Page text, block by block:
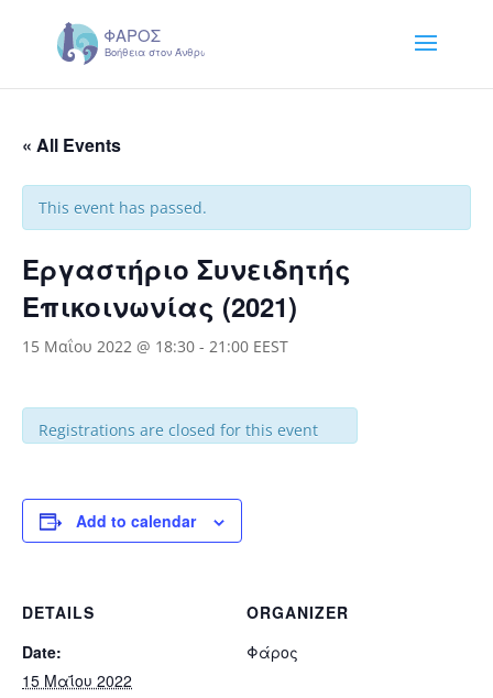
« All Events
This event has passed.
Εργαστήριο Συνειδητής
Επικοινωνίας (2021)
15 Μαΐου 2022 @ 18:30 - 21:00 EEST
Registrations are closed for this event
Add to calendar
DETAILS
Date:
15 Μαΐου 2022
ORGANIZER
Φάρος